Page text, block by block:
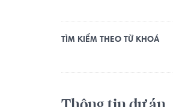
TÌM KIẾM THEO TỪ KHOÁ